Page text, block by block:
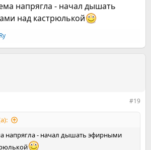
напрягла - начал дышать
над кастрюлькой
#19
напрягла - начал дышать эфирными